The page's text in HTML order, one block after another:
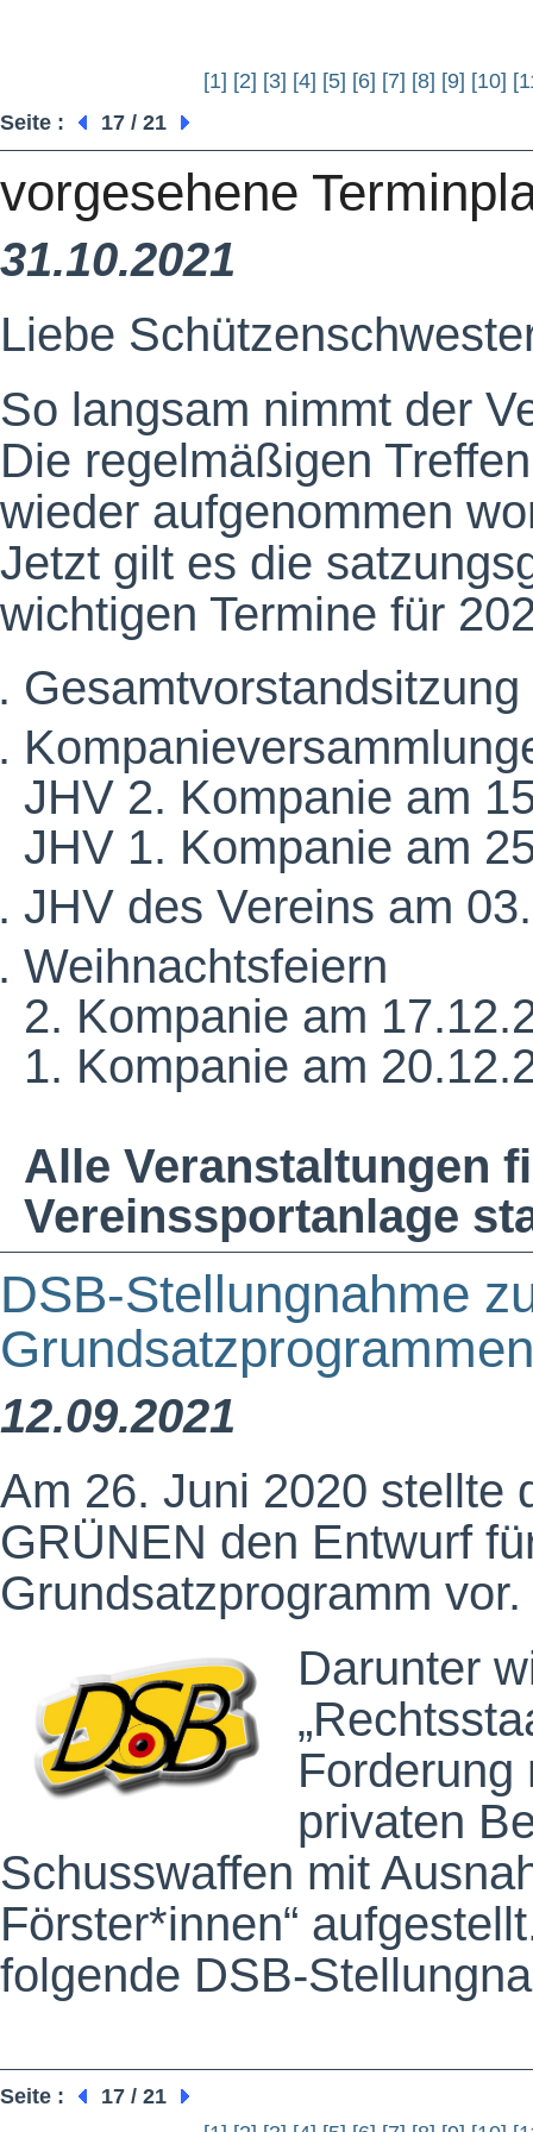
[1] [2] [3] [4] [5] [6] [7] [8] [9] [10]
Seite :
17 / 21
vorgesehene
31.10.2021
Liebe
So langsam nimmt der
Die regelmäßigen
wieder aufgenommen
Jetzt gilt es die
wichtigen Termine für
JHV 2. Kompanie am
JHV 1. Kompanie am
JHV des Vereins am
Weihnachtsfeiern
2. Kompanie am
1. Kompanie am
Alle Veranstaltungen
Vereinssportanlage
DSB-Stellungnahme
12.09.2021
Am 26. Juni 2020 stellte
GRÜNEN den Entwurf
Grundsatzprogramm vor.
Darunter
Forderung
privaten
Schusswaffen mit
Förster*innen“
folgende DSB-
Seite :
17 / 21